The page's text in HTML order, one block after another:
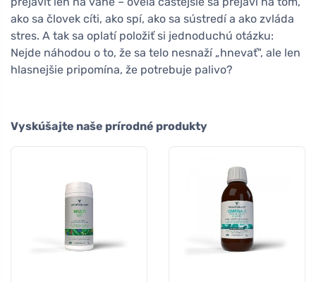
ako sa človek cíti, ako spí, ako sa sústredí a ako zvláda
stres. A tak sa oplatí položiť si jednoduchú otázku:
Nejde náhodou o to, že sa telo nesnaží „hnevať", ale len
hlasnejšie pripomína, že potrebuje palivo?
Vyskúšajte naše prírodné produkty